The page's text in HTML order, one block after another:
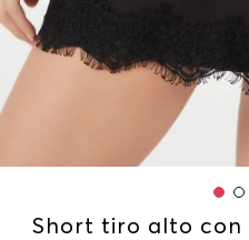
Short tiro alto con